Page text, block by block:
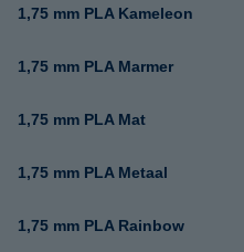
1,75 mm PLA Kameleon
1,75 mm PLA Marmer
1,75 mm PLA Mat
1,75 mm PLA Metaal
1,75 mm PLA Rainbow